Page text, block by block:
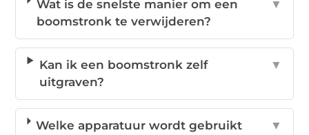
Wat is de snelste manier om een
boomstronk te verwijderen?
▼
Kan ik een boomstronk zelf
uitgraven?
▼
Welke apparatuur wordt gebruikt
▼